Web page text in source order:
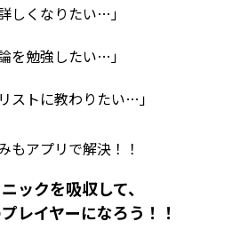
しくなりたい…」
を勉強したい…」
ストに教わりたい…」
もアプリで解決！！
ックを吸収して、
レイヤーになろう！！